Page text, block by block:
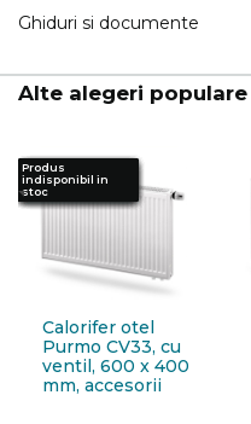
Ghiduri si documente
Alte alegeri populare
Calorifer otel
Purmo CV33, cu
ventil, 600 x 400
mm, accesorii
Produs
indisponibil in
stoc
Produs
indisponibil in
stoc
Produs
indisponibil in
stoc
Produs
indisponibil in
stoc
Produs
indisponibil in
stoc
Produs
indisponibil in
stoc
Produs
indisponibil in
stoc
Produs
indisponibil in
stoc